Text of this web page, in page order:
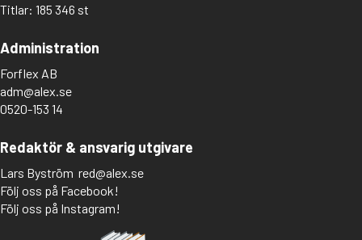
Titlar: 185 346 st
Administration
Forflex AB
adm@alex.se
0520-153 14
Redaktör & ansvarig utgivare
Lars Byström red@alex.se
Följ oss på Facebook!
Följ oss på Instagram!